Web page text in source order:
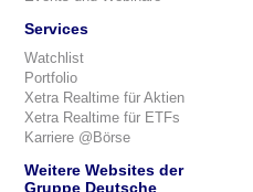
Services
Watchlist
Portfolio
Xetra Realtime für Aktien
Xetra Realtime für ETFs
Karriere @Börse
Weitere Websites der
Gruppe Deutsche